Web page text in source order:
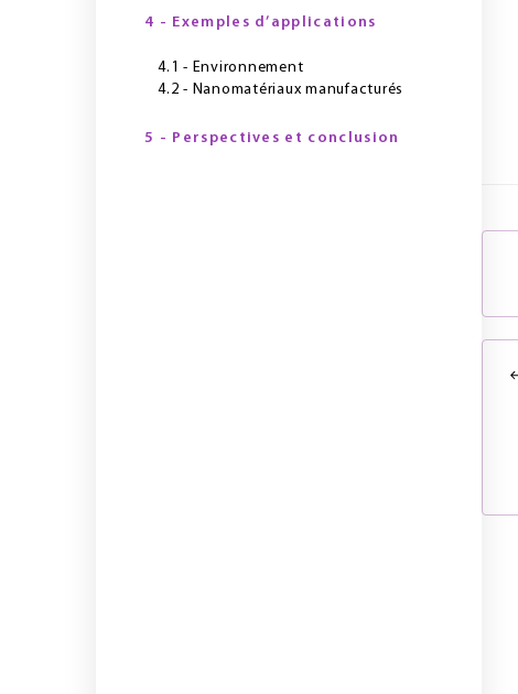
4 - Exemples d’applications
4.1 - Environnement
4.2 - Nanomatériaux manufacturés
5 - Perspectives et conclusion